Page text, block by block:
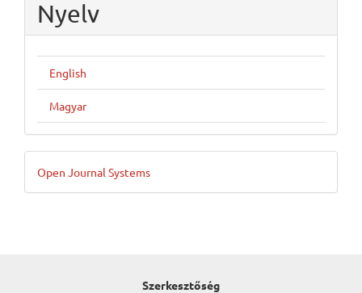
Nyelv
English
Magyar
Developed
By
Open Journal Systems
Szerkesztőség